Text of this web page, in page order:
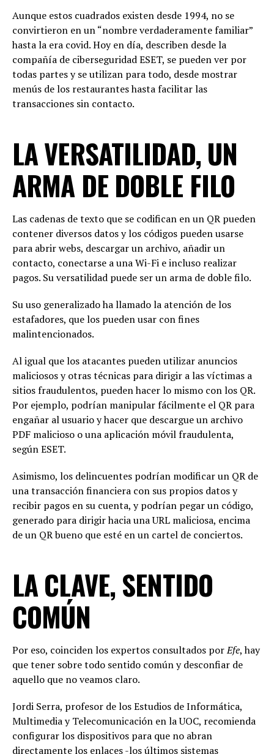
Aunque estos cuadrados existen desde 1994, no se
convirtieron en un “nombre verdaderamente familiar”
hasta la era covid. Hoy en día, describen desde la
compañía de ciberseguridad ESET, se pueden ver por
todas partes y se utilizan para todo, desde mostrar
menús de los restaurantes hasta facilitar las
transacciones sin contacto.
LA VERSATILIDAD, UN
ARMA DE DOBLE FILO
Las cadenas de texto que se codifican en un QR pueden
contener diversos datos y los códigos pueden usarse
para abrir webs, descargar un archivo, añadir un
contacto, conectarse a una Wi-Fi e incluso realizar
pagos. Su versatilidad puede ser un arma de doble filo.
Su uso generalizado ha llamado la atención de los
estafadores, que los pueden usar con fines
malintencionados.
Al igual que los atacantes pueden utilizar anuncios
maliciosos y otras técnicas para dirigir a las víctimas a
sitios fraudulentos, pueden hacer lo mismo con los QR.
Por ejemplo, podrían manipular fácilmente el QR para
engañar al usuario y hacer que descargue un archivo
PDF malicioso o una aplicación móvil fraudulenta,
según ESET.
Asimismo, los delincuentes podrían modificar un QR de
una transacción financiera con sus propios datos y
recibir pagos en su cuenta, y podrían pegar un código,
generado para dirigir hacia una URL maliciosa, encima
de un QR bueno que esté en un cartel de conciertos.
LA CLAVE, SENTIDO
COMÚN
Por eso, coinciden los expertos consultados porEfe, hay
que tener sobre todo sentido común y desconfiar de
aquello que no veamos claro.
Jordi Serra, profesor de los Estudios de Informática,
Multimedia y Telecomunicación en la UOC, recomienda
configurar los dispositivos para que no abran
directamente los enlaces -los últimos sistemas